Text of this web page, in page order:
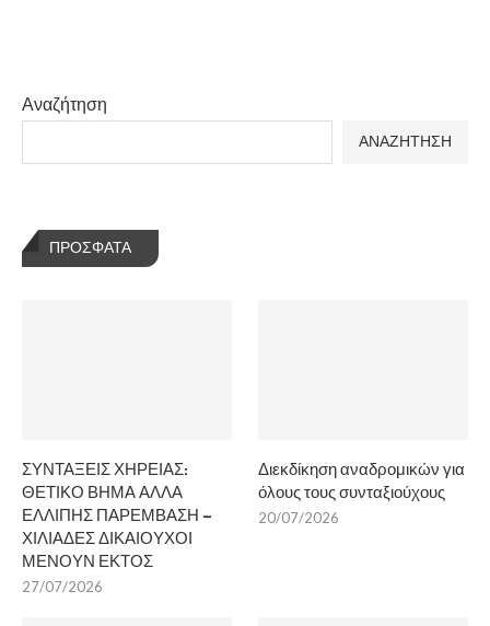
Αναζήτηση
ΑΝΑΖΗΤΗΣΗ
ΠΡΌΣΦΑΤΑ
ΣΥΝΤΑΞΕΙΣ ΧΗΡΕΙΑΣ:
ΘΕΤΙΚΟ ΒΗΜΑ ΑΛΛΑ
ΕΛΛΙΠΗΣ ΠΑΡΕΜΒΑΣΗ –
ΧΙΛΙΑΔΕΣ ΔΙΚΑΙΟΥΧΟΙ
ΜΕΝΟΥΝ ΕΚΤΟΣ
27/07/2026
Διεκδίκηση αναδρομικών για
όλους τους συνταξιούχους
20/07/2026